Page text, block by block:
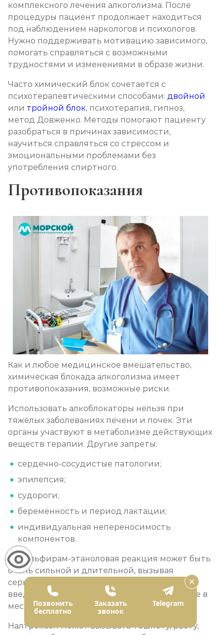
комплексного лечения алкоголизма. После
процедуры пациент продолжает находиться
под наблюдением наркологов и психологов.
Нужно поддерживать мотивацию зависимого,
помогать справляться с возможными
трудностями и изменениями в образе жизни.
Часто химический блок сочетается с
психотерапевтическими способами: двойной
или тройной блок, психотерапия, гипноз,
метод Довженко. Методы помогают пациенту
разобраться в причинах зависимости,
научиться справляться со стрессом и
эмоциональными проблемами без
употребления спиртного.
Противопоказания
Как и любое медицинское вмешательство,
химическая блокада алкоголизма имеет
противопоказания, возможные риски.
Использовать алкоблокаторы нельзя при
тяжёлых заболеваниях печени и почек. Эти
органы участвуют в метаболизме действующих
веществ терапии. Другие запреты:
сердечно-сосудистые патологии;
эпилепсия;
судороги;
беременность и период лактации;
индивидуальная непереносимость
компонентов.
Дисульфирам-этаноловая реакция может быть
очень сильной и длительной, вызывая
серьёзный дискомфорт. При внутривенном
введении возможны боль, отёк, покраснение в
месте инъекции.
Налтрексон может вызывать тошноту, рвоту,
Позвонить
бесплатно
Заказать
звонок
Telegram